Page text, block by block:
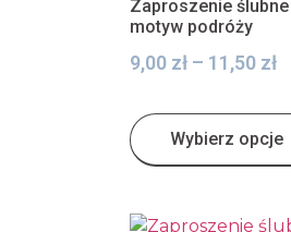
Zaproszenie
motyw podróży
9,00 zł – 11,50 zł
Wybierz opcje